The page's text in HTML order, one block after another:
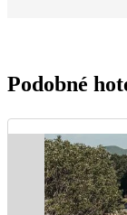
Podobné